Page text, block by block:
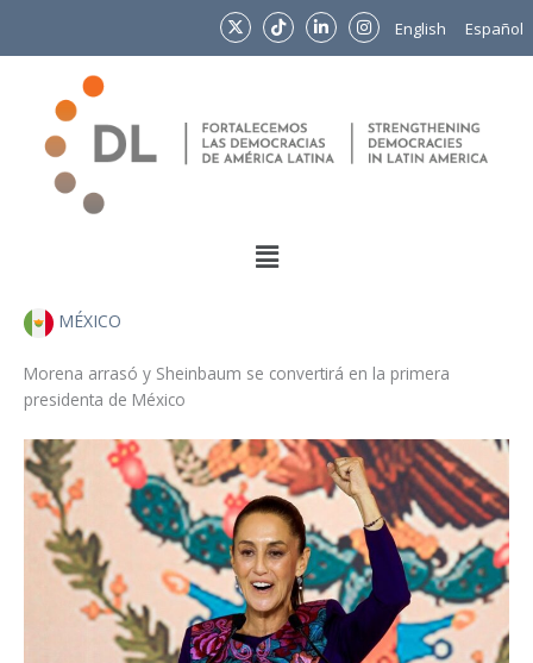
contenido
English Español
Menu
MÉXICO
Morena arrasó y Sheinbaum se convertirá en la primera
presidenta de México